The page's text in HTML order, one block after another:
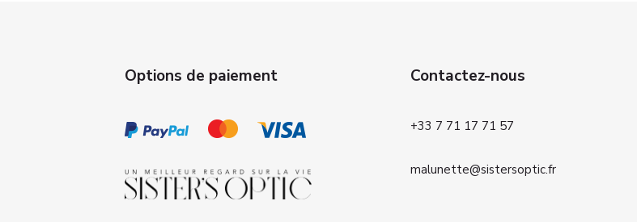
Options de paiement Contactez-nous
+33 7 71 17 71 57
malunette@sistersoptic.fr